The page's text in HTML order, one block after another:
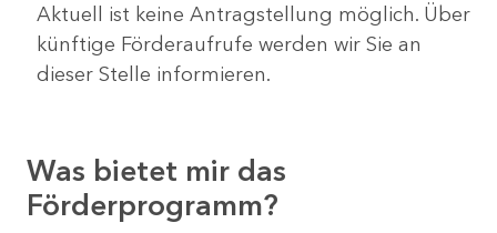
Aktuell ist keine Antragstellung möglich. Über
künftige Förderaufrufe werden wir Sie an
dieser Stelle informieren.
Was bietet mir das
Förderprogramm?